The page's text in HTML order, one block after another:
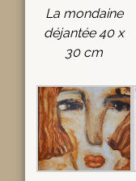
La mondaine
déjantée 40 x
30 cm